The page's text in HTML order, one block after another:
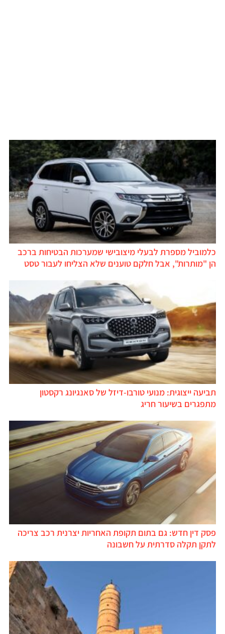
כלמוביל מספרת לבעלי מיצובישי שמערכות הבטיחות ברכב
הן "מותרות", אבל חלקם טוענים שלא הצליחו לעבור טסט
תביעה ייצוגית: מנועי טורבו-דיזל של סאנגיונג רקסטון
מתפגרים בשיעור חריג
פסק דין חדש: גם בתום תקופת האחריות יצרנית רכב צריכה
לתקן תקלה סדרתית על חשבונה